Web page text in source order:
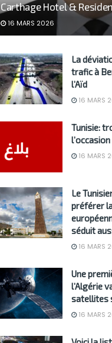
Carthage Hotel &
16 MARS 2026
La
trafic à
l’Aïd
16 MARS
Tunisie:
16 MARS
Le
préférer
séduit
16 MARS
Une
l’Algérie
satellites
16 MARS